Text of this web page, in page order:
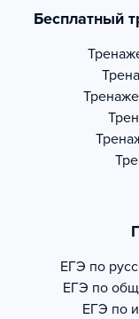
Бесплатный
ЕГЭ по
ЕГЭ по
ЕГЭ по